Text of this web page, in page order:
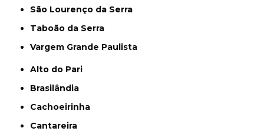
São Lourenço da Serra
Taboão da Serra
Vargem Grande Paulista
Alto do Pari
Brasilândia
Cachoeirinha
Cantareira